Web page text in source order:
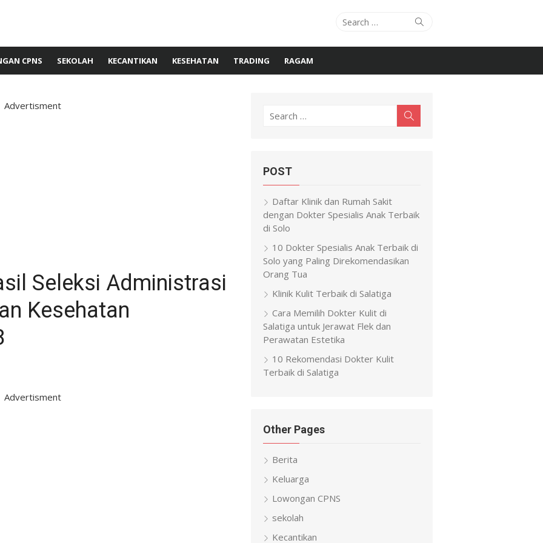
Search
Search
CPNS SEKOLAH KECANTIKAN KESEHATAN TRADING RAGAM
Advertisment
Seleksi Administrasi
Kesehatan
Advertisment
Search
POST
Daftar Klinik dan Rumah Sakit
dengan Dokter Spesialis Anak Terbaik
di Solo
10 Dokter Spesialis Anak Terbaik di
Solo yang Paling Direkomendasikan
Orang Tua
Klinik Kulit Terbaik di Salatiga
Cara Memilih Dokter Kulit di
Salatiga untuk Jerawat Flek dan
Perawatan Estetika
10 Rekomendasi Dokter Kulit
Terbaik di Salatiga
Other Pages
Berita
Keluarga
Lowongan CPNS
sekolah
Kecantikan